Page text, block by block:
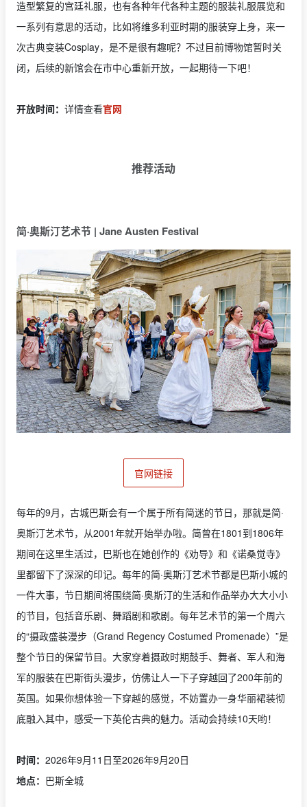
造型繁复的宫廷礼服，也有各种年代各种主题的服装礼服展览和
一系列有意思的活动，比如将维多利亚时期的服装穿上身，来一
次古典变装Cosplay，是不是很有趣呢？不过目前博物馆暂时关
闭，后续的新馆会在市中心重新开放，一起期待一下吧！
开放时间： 详情查看官网
推荐活动
简·奥斯汀艺术节 | Jane Austen Festival
官网链接
每年的9月，古城巴斯会有一个属于所有简迷的节日，那就是简·
奥斯汀艺术节，从2001年就开始举办啦。简曾在1801到1806年
期间在这里生活过，巴斯也在她创作的《劝导》和《诺桑觉寺》
里都留下了深深的印记。每年的简·奥斯汀艺术节都是巴斯小城的
一件大事，节日期间将围绕简·奥斯汀的生活和作品举办大大小小
的节目，包括音乐剧、舞蹈剧和歌剧。每年艺术节的第一个周六
的“摄政盛装漫步（Grand Regency Costumed Promenade）”是
整个节日的保留节目。大家穿着摄政时期鼓手、舞者、军人和海
军的服装在巴斯街头漫步，仿佛让人一下子穿越回了200年前的
英国。如果你想体验一下穿越的感觉，不妨置办一身华丽裙装彻
底融入其中，感受一下英伦古典的魅力。活动会持续10天哟！
时间： 2026年9月11日至2026年9月20日
地点： 巴斯全城